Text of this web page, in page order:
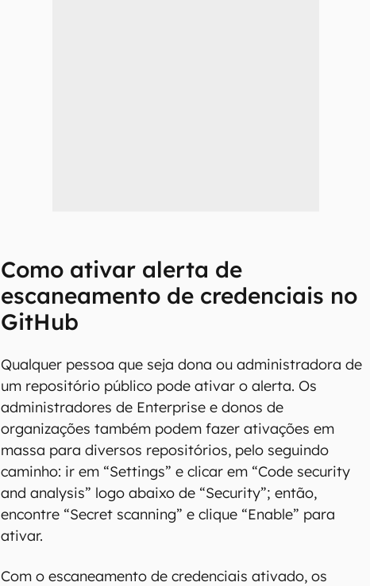
Como ativar alerta de
escaneamento de credenciais no
GitHub
Qualquer pessoa que seja dona ou administradora de
um repositório público pode ativar o alerta. Os
administradores de Enterprise e donos de
organizações também podem fazer ativações em
massa para diversos repositórios, pelo seguindo
caminho: ir em “Settings” e clicar em “Code security
and analysis” logo abaixo de “Security”; então,
encontre “Secret scanning” e clique “Enable” para
ativar.
Com o escaneamento de credenciais ativado, os